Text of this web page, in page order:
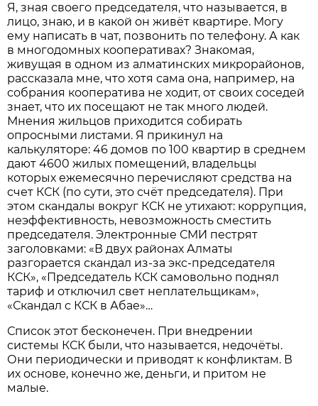
Я, зная своего председателя, что называется, в
лицо, знаю, и в какой он живёт квартире. Могу
ему написать в чат, позвонить по телефону. А как
в многодомных кооперативах? Знакомая,
живущая в одном из алматинских микрорайонов,
рассказала мне, что хотя сама она, например, на
собрания кооператива не ходит, от своих соседей
знает, что их посещают не так много людей.
Мнения жильцов приходится собирать
опросными листами. Я прикинул на
калькуляторе: 46 домов по 100 квартир в среднем
дают 4600 жилых помещений, владельцы
которых ежемесячно перечисляют средства на
счет КСК (по сути, это счёт председателя). При
этом скандалы вокруг КСК не утихают: коррупция,
неэффективность, невозможность сместить
председателя. Электронные СМИ пестрят
заголовками: «В двух районах Алматы
разгорается скандал из-за экс-председателя
КСК», «Председатель КСК самовольно поднял
тариф и отключил свет неплательщикам»,
«Скандал с КСК в Абае»…
Список этот бесконечен. При внедрении
системы КСК были, что называется, недочёты.
Они периодически и приводят к конфликтам. В
их основе, конечно же, деньги, и притом не
малые.